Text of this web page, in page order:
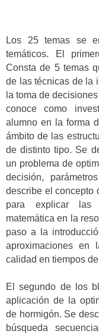
Los 25 temas se
temáticos. El
Consta de 5 temas
de las técnicas de la
la toma de
conoce como
alumno en la forma
ámbito de las
de distinto tipo. Se
un problema de
decisión,
describe el concepto
para explicar las
matemática en la
paso a la
aproximaciones en
calidad en tiempos
El segundo de los
aplicación de la
de hormigón. Se
búsqueda